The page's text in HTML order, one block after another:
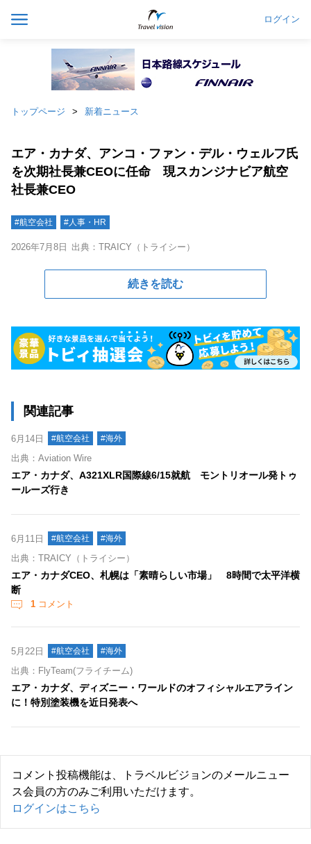
ログイン
トップページ 新着ニュース
エア・カナダ、アンコ・ファン・デル・ウェルフ氏
を次期社長兼CEOに任命 現スカンジナビア航空
社長兼CEO
#航空会社 #人事・HR
2026年7月8日 出典：TRAICY（トライシー）
続きを読む
関連記事
6月14日 #航空会社 #海外
出典：Aviation Wire
エア・カナダ、A321XLR国際線6/15就航 モントリオール発トゥ
ールーズ行き
6月11日 #航空会社 #海外
出典：TRAICY（トライシー）
エア・カナダCEO、札幌は「素晴らしい市場」 8時間で太平洋横
断
1 コメント
5月22日 #航空会社 #海外
出典：FlyTeam(フライチーム)
エア・カナダ、ディズニー・ワールドのオフィシャルエアライン
に！特別塗装機を近日発表へ
コメント投稿機能は、トラベルビジョンのメールニュー
ス会員の方のみご利用いただけます。
ログインはこちら